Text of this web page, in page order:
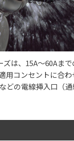
は、15A〜60Aま
コンセントに合わ
どの電線挿入口（